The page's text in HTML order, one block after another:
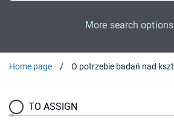
More search options
Home page
TO ASSIGN